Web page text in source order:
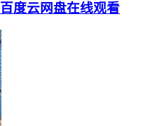
度云网盘在线观看